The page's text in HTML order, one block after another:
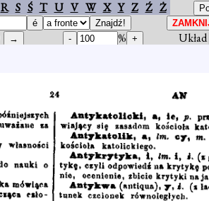
R S Ś T U V W X Y Z Ź Ż
%
Układ